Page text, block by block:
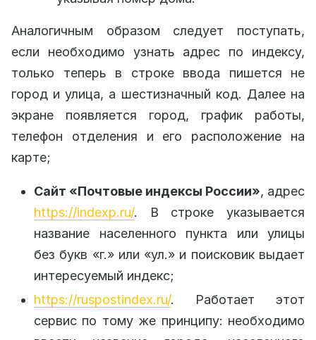
Аналогичным образом следует поступать,
если необходимо узнать адрес по индексу,
только теперь в строке ввода пишется не
город и улица, а шестизначный код. Далее на
экране появляется город, график работы,
телефон отделения и его расположение на
карте;
Сайт «Почтовые индексы России», адрес
https://indexp.ru/. В строке указывается
название населенного пункта или улицы
без букв «г.» или «ул.» и поисковик выдает
интересуемый индекс;
https://ruspostindex.ru/. Работает этот
сервис по тому же принципу: необходимо